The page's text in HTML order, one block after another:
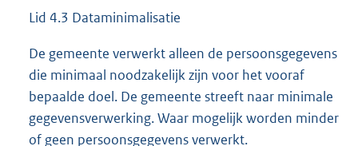
Lid 4.3 Dataminimalisatie
De gemeente verwerkt alleen de persoonsgegevens
die minimaal noodzakelijk zijn voor het vooraf
bepaalde doel. De gemeente streeft naar minimale
gegevensverwerking. Waar mogelijk worden minder
of geen persoonsgegevens verwerkt.